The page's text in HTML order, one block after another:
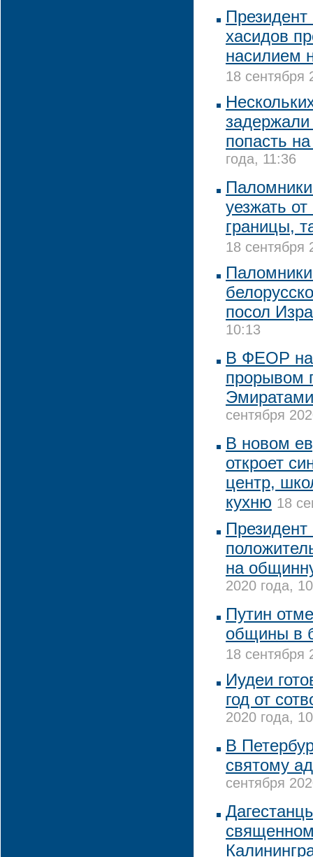
хасидов
насилием
18 сентября
задержали
попасть
года, 11:36
уезжать
границы,
18 сентября
посол
10:13
В ФЕОР
прорывом
сентября
В новом
откроет
центр,
кухню 18
на
2020 года,
Путин
общины в
18 сентября
Иудеи
год от
2020 года,
В
святому
сентября